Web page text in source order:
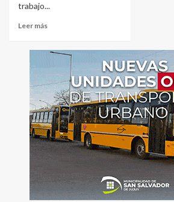
trabajo...
Leer más